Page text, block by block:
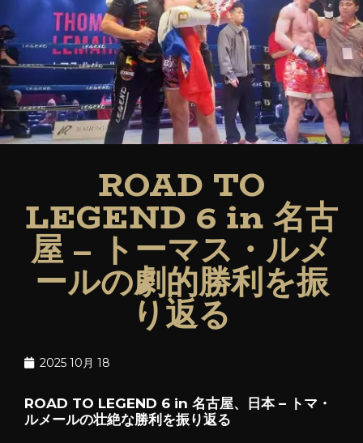
ROAD TO
LEGEND 6 in 名古
屋 – トーマス・ルメ
ールの劇的勝利を振
り返る
2025 10月 18
ROAD TO LEGEND 6 in 名古屋、日本 – トマ・
ルメールの壮絶な勝利を振り返る